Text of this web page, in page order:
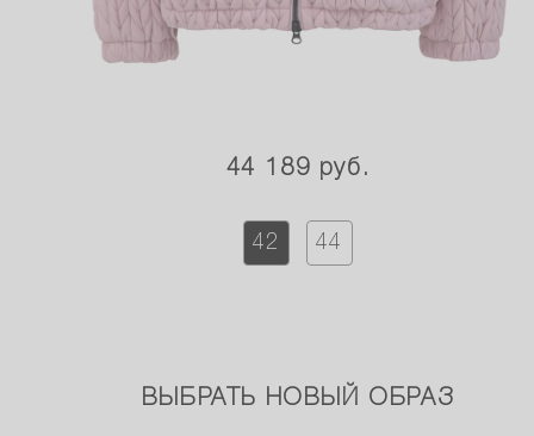
44 189 руб.
42 44
ВЫБРАТЬ НОВЫЙ ОБРАЗ